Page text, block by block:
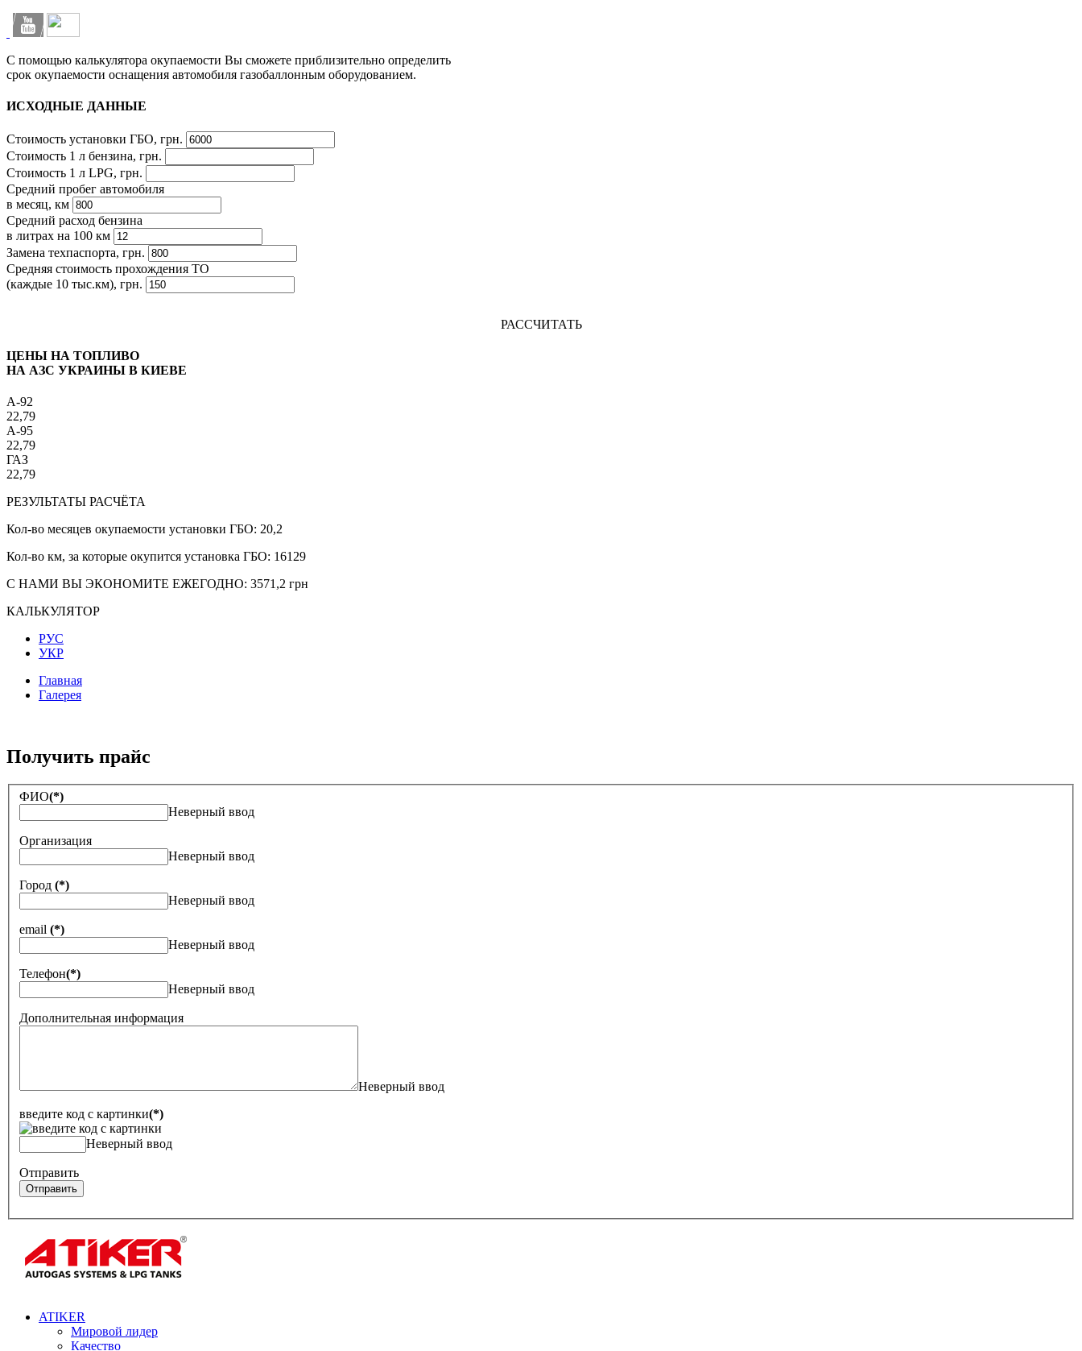
С помощью калькулятора окупаемости Вы сможете приблизительно определить
срок окупаемости оснащения автомобиля газобаллонным оборудованием.
ИСХОДНЫЕ ДАННЫЕ
Стоимость установки ГБО, грн.
Стоимость 1 л бензина, грн.
Стоимость 1 л LPG, грн.
Средний пробег автомобиля
в месяц, км
Средний расход бензина
в литрах на 100 км
Замена техпаспорта, грн.
Средняя стоимость прохождения ТО
(каждые 10 тыс.км), грн.
РАССЧИТАТЬ
ЦЕНЫ НА ТОПЛИВО
НА АЗС УКРАИНЫ В КИЕВЕ
A-92
22,79
A-95
22,79
ГАЗ
22,79
РЕЗУЛЬТАТЫ РАСЧЁТА
Кол-во месяцев окупаемости установки ГБО: 20,2
Кол-во км, за которые окупится установка ГБО: 16129
С НАМИ ВЫ ЭКОНОМИТЕ ЕЖЕГОДНО: 3571,2 грн
КАЛЬКУЛЯТОР
РУС
УКР
Главная
Галерея
Получить прайс
ФИО(*)
Неверный ввод
Организация
Неверный ввод
Город (*)
Неверный ввод
email (*)
Неверный ввод
Телефон(*)
Неверный ввод
Дополнительная информация
Неверный ввод
введите код с картинки(*)
Неверный ввод
Отправить
Отправить
ATIKER
Мировой лидер
Качество